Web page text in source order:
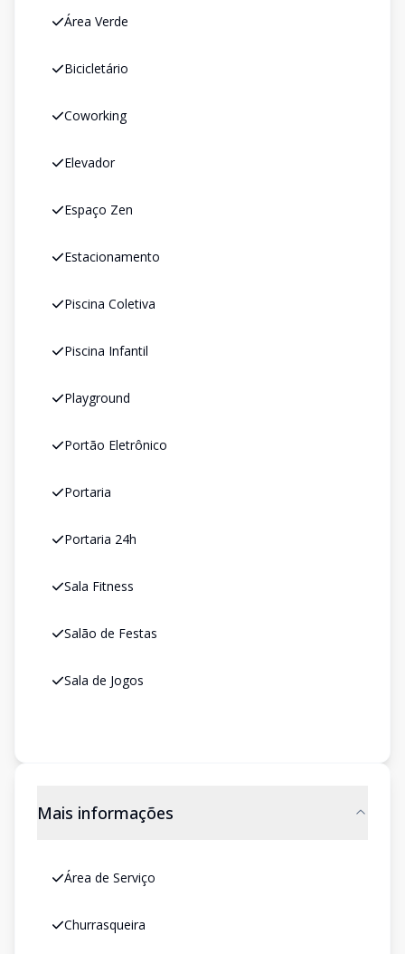
Área Verde
Bicicletário
Coworking
Elevador
Espaço Zen
Estacionamento
Piscina Coletiva
Piscina Infantil
Playground
Portão Eletrônico
Portaria
Portaria 24h
Sala Fitness
Salão de Festas
Sala de Jogos
Mais informações
Área de Serviço
Churrasqueira